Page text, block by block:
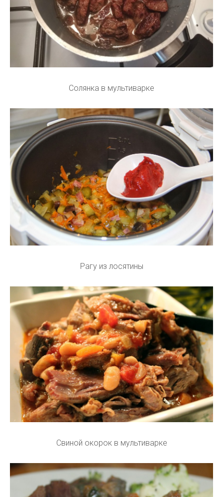
Солянка в мультиварке
Рагу из лосятины
Свиной окорок в мультиварке